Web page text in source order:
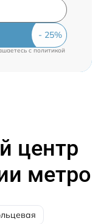
cполитикой
центр
метро